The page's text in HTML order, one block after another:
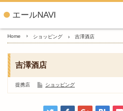
エールNAVI
Home ショッピング 吉澤酒店
吉澤酒店
提携店 ショッピング